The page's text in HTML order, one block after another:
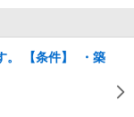
。 【条件】 ・築